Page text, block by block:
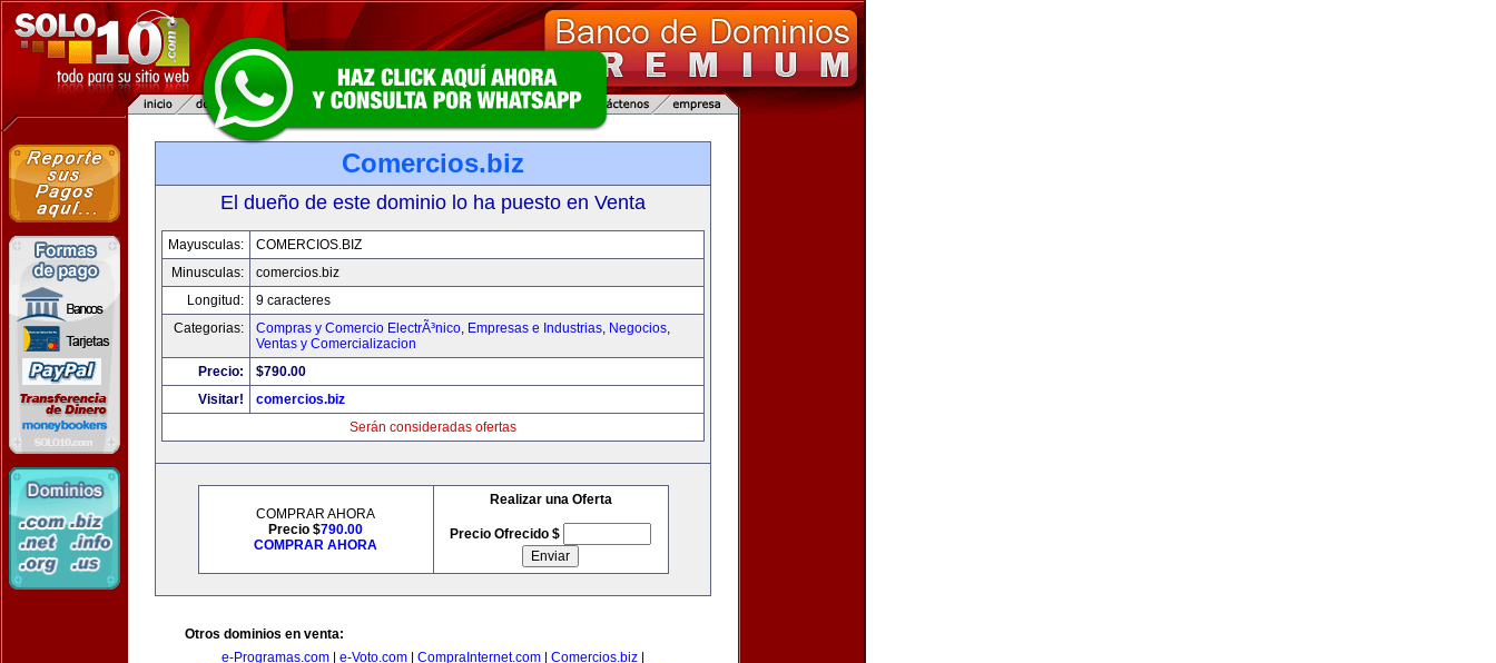
Comercios.biz
El dueño de este dominio lo ha puesto en Venta
Mayusculas:
COMERCIOS.BIZ
Minusculas:
comercios.biz
Longitud:
9 caracteres
Categorias:
Compras y Comercio ElectrÃ³nico, Empresas e Industrias, Negocios,
Ventas y Comercializacion
Precio:
$790.00
Visitar!
comercios.biz
Serán consideradas ofertas
COMPRAR AHORA
Precio $790.00
COMPRAR AHORA
Realizar una Oferta
Precio Ofrecido $
Otros dominios en venta:
e-Programas.com
e-Voto.com CompraInternet.com Comercios.biz